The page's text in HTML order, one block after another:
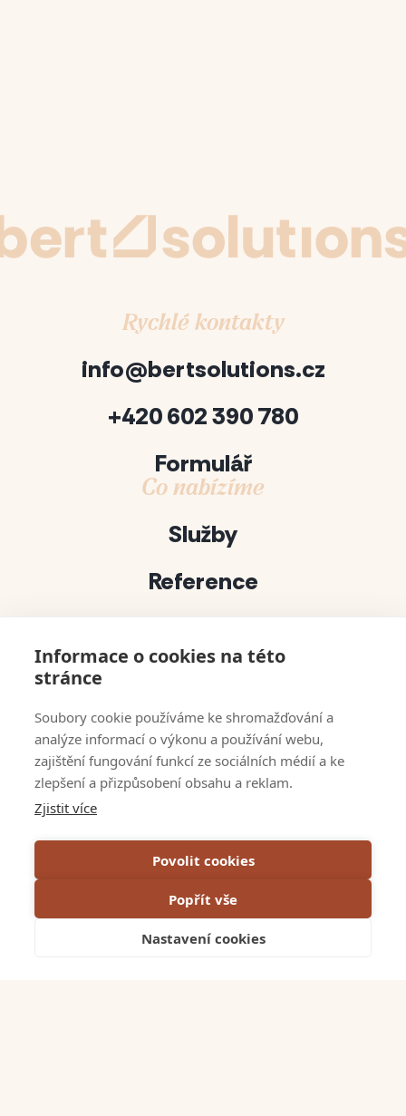
Informace o cookies na této
stránce
Soubory cookie používáme ke shromažďování a
analýze informací o výkonu a používání webu,
zajištění fungování funkcí ze sociálních médií a ke
zlepšení a přizpůsobení obsahu a reklam.
Zjistit více
Povolit cookies
Popřít vše
Nastavení cookies
Rychlé kontakty
info@bertsolutions.cz
+420 602 390 780
Formulář
Co nabízíme
Služby
Reference
Kontakty
Napsali o nás
VOP
GDPR & Cookies
Projekty EU